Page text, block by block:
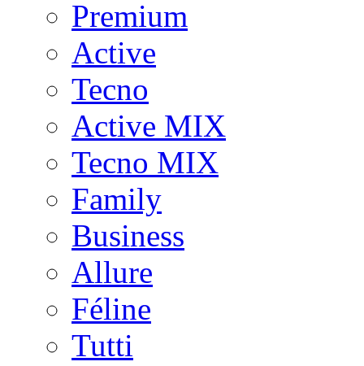
Premium
Active
Tecno
Active MIX
Tecno MIX
Family
Business
Allure
Féline
Tutti